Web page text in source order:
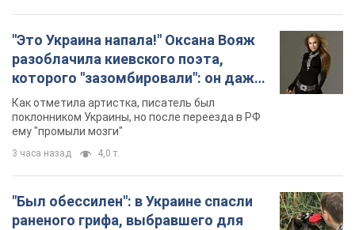
"Это Украина напала!" Оксана Вояж
разоблачила киевского поэта,
которого "зазомбировали": он даже
русского не знал, а теперь хочет
геноцида украинцев
Как отметила артистка, писатель был
поклонником Украины, но после переезда в РФ
ему "промыли мозги"
3 часа назад 4,0 т.
"Был обессилен": в Украине спасли
раненого грифа, выбравшего для